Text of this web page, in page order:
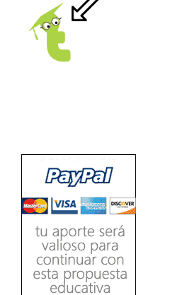
Propiedades de los reales (R) Ξ
Aplicación y operaciones con los
reales (R) Ξ Propiedades de los
factorización Ξ División de
polinomios Ξ Método cociente
residuo Ξ División sintética.
>> Ingresar YA a este tutorial